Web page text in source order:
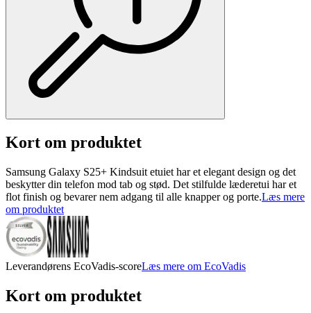
Kort om produktet
Samsung Galaxy S25+ Kindsuit etuiet har et elegant design og det
beskytter din telefon mod tab og stød. Det stilfulde læderetui har et
flot finish og bevarer nem adgang til alle knapper og porte.Læs mere
om produktet
Leverandørens EcoVadis-scoreLæs mere om EcoVadis
Kort om produktet